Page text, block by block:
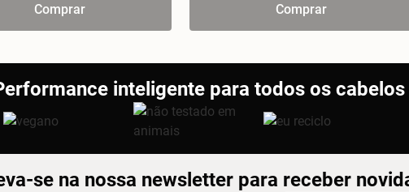
Comprar
Comprar
inteligente para todos os cabelos
se na nossa newsletter para receber